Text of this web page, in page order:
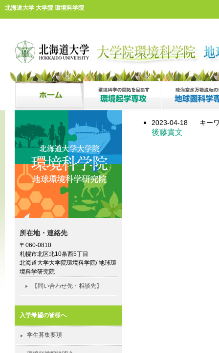
北海道大学 大学院 環境科学院
2023-04-18 キー
後藤貴文
所在地・連絡先
〒060-0810
札幌市北区北10条西5丁目
北海道大学大学院環境科学院/ 地球環
境科学研究院
【問い合わせ先・相談先】
入学希望の皆様へ
学生募集要項